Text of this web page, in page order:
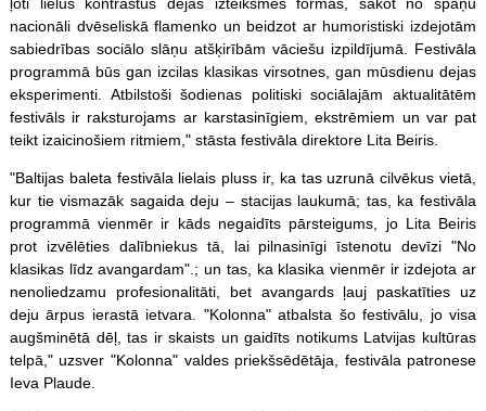
nacionāli dvēseliskā flamenko un beidzot ar humoristiski izdejotām
sabiedrības sociālo slāņu atšķirībām vāciešu izpildījumā. Festivāla
programmā būs gan izcilas klasikas virsotnes, gan mūsdienu dejas
eksperimenti. Atbilstoši šodienas politiski sociālajām aktualitātēm
festivāls ir raksturojams ar karstasinīgiem, ekstrēmiem un var pat
teikt izaicinošiem ritmiem," stāsta festivāla direktore Lita Beiris.
"Baltijas baleta festivāla lielais pluss ir, ka tas uzrunā cilvēkus vietā,
kur tie vismazāk sagaida deju – stacijas laukumā; tas, ka festivāla
programmā vienmēr ir kāds negaidīts pārsteigums, jo Lita Beiris
prot izvēlēties dalībniekus tā, lai pilnasinīgi īstenotu devīzi "No
klasikas līdz avangardam".; un tas, ka klasika vienmēr ir izdejota ar
nenoliedzamu profesionalitāti, bet avangards ļauj paskatīties uz
deju ārpus ierastā ietvara. "Kolonna" atbalsta šo festivālu, jo visa
augšminētā dēļ, tas ir skaists un gaidīts notikums Latvijas kultūras
telpā," uzsver "Kolonna" valdes priekšsēdētāja, festivāla patronese
Ieva Plaude.